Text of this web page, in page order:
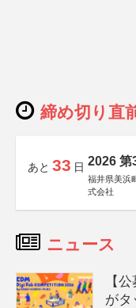
締め切り直
あと 33 日 2026 第
福井県美浜
式会社
ニュース
【
がタ